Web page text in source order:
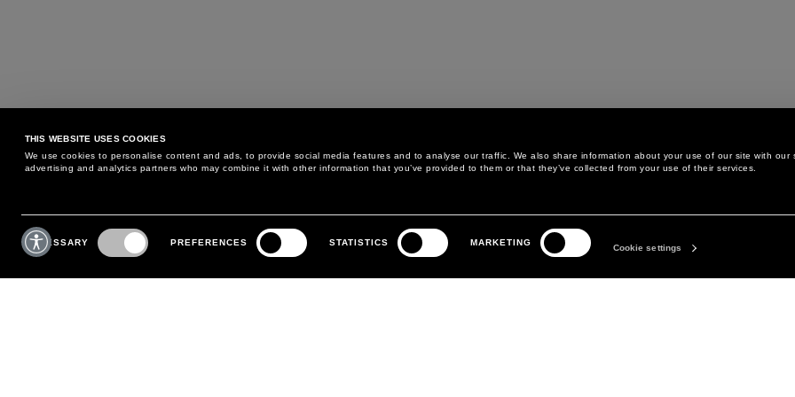
THIS WEBSITE USES COOKIES
We use cookies to personalise content and ads, to provide social media features and to analyse our traffic. We also share information about your use of our site with our
advertising and analytics partners who may combine it with other information that you’ve provided to them or that they’ve collected from your use of their services.
Consent
Selection
NECESSARY PREFERENCES STATISTICS MARKETING
Cookie settings
BESOIN D'AIDE ?
TÉLÉPHONE :
+39 02 8295 6969
DU LUNDI AU VENDREDI
SERVICE CLIENTS
POLITIQUE D'ÉCHANGE ET
LEGAL AREA
POLITIQUE DE
CONFIDENTIALITÉ
LA MARQUE
ABOUT